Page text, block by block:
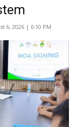
6, 2026 | 6:10 PM